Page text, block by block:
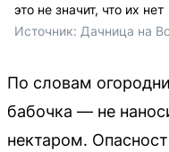
это не значит, что их нет
Источник: Дачница на
По словам
бабочка — не
нектаром.